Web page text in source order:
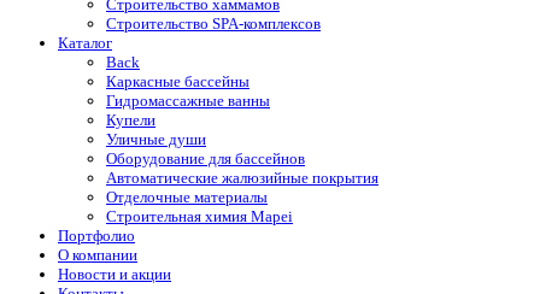
Строительство хаммамов
Строительство SPA-комплексов
Каталог
Back
Каркасные бассейны
Гидромассажные ванны
Купели
Уличные души
Оборудование для бассейнов
Автоматические жалюзийные покрытия
Отделочные материалы
Строительная химия Mapei
Портфолио
O компании
Новости и акции